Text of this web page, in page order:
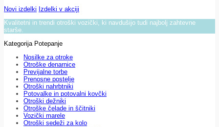
Novi izdelki Izdelki v akciji
Kvalitetni in trendi otroški vozički, ki navdušijo tudi najbolj zahtevne
starše.
Kategorija Potepanje
Nosilke za otroke
Otroške denarnice
Previjalne torbe
Prenosne postelje
Otroški nahrbtniki
Potovalke in potovalni kovčki
Otroški dežniki
Otroške čelade in ščitniki
Vozički marele
Otroški sedeži za kolo